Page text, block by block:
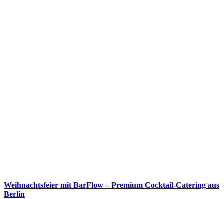
Weihnachtsfeier mit BarFlow – Premium Cocktail-Catering aus
Berlin